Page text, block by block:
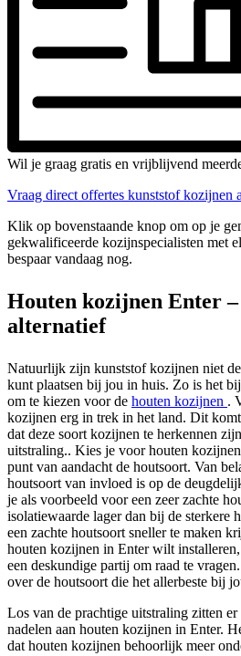
Wil je graag gratis en vrijblijvend
Vraag direct offertes kunststof kozijnen
Klik op bovenstaande knop om op je
gekwalificeerde kozijnspecialisten met
bespaar vandaag nog.
Houten kozijnen Enter –
alternatief
Natuurlijk zijn kunststof kozijnen niet
kunt plaatsen bij jou in huis. Zo is het
om te kiezen voor de houten kozijnen .
kozijnen erg in trek in het land. Dit
dat deze soort kozijnen te herkennen
uitstraling.. Kies je voor houten
punt van aandacht de houtsoort. Van
houtsoort van invloed is op de
je als voorbeeld voor een zeer zachte
isolatiewaarde lager dan bij de sterkere
een zachte houtsoort sneller te maken
houten kozijnen in Enter wilt
een deskundige partij om raad te
over de houtsoort die het allerbeste bij
Los van de prachtige uitstraling zitten
nadelen aan houten kozijnen in Enter.
dat houten kozijnen behoorlijk meer